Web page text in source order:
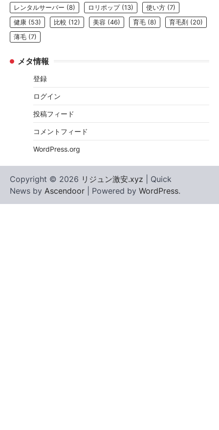
レンタルサーバー (8) ロリポップ(13) 使い方 (7)
健康 (53) 比較 (12) 美容 (46) 育毛 (8) 育毛剤 (20)
薄毛 (7)
メタ情報
登録
ログイン
投稿フィード
コメントフィード
WordPress.org
Copyright © 2026 リジュン激安.xyz | Quick
News by Ascendoor | Powered by WordPress.